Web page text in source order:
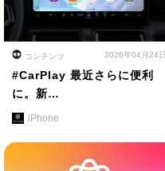
コンテンツ 2026年04月24日
#CarPlay 最近さらに便利
に。新…
iPhone